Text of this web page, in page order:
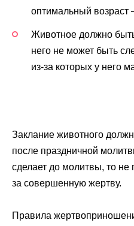
оптимальный возраст
Животное должно
него не может быть
из-за которых у него
Заклание животного
после праздничной
сделает до молитвы, то не
за совершенную жертву.
Правила